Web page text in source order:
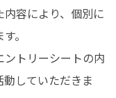
。
していただきま